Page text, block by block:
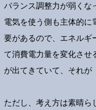
バランス調整力が弱くな
電気を使う側も主体的に
要があるので、エネルギ
て消費電力量を変化させ
が出てきていて、それが
ただし、考え方は素晴ら